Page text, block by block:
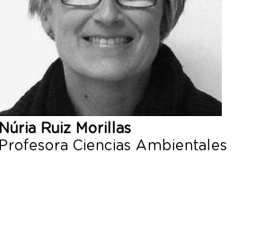
Núria Ruiz Morillas
Profesora Ciencias Ambientales